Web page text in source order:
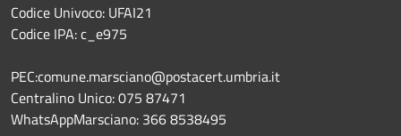
Codice Univoco: UFAI21
Codice IPA: c_e975
PEC:comune.marsciano@postacert.umbria.it
Centralino Unico: 075 87471
WhatsAppMarsciano: 366 8538495